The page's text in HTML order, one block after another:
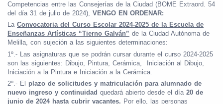
Competencias entre las Consejerías de la Ciudad (BOME Extraord. 54
del día 31 de julio de 2024), VENGO EN ORDENAR:
La Convocatoria del Curso Escolar 2024-2025 de la Escuela de
Enseñanzas Artísticas “Tierno Galván” de la Ciudad Autónoma de
Melilla, con sujeción a las siguientes determinaciones:
1º.- Las asignaturas que se podrán cursar durante el curso 2024-2025
son las siguientes: Dibujo, Pintura, Cerámica, Iniciación al Dibujo,
Iniciación a la Pintura e Iniciación a la Cerámica.
2º.- El plazo de solicitudes y matriculación para alumnado de
nuevo ingreso y continuidad quedará abierto desde el día 20 de
junio de 2024 hasta cubrir vacantes. Por ello, las personas